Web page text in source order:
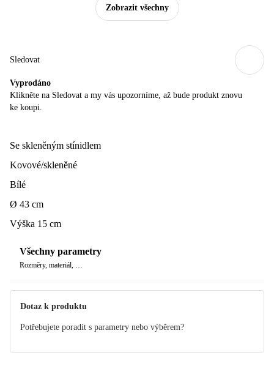
Zobrazit všechny
Sledovat
Vyprodáno
Klikněte na Sledovat a my vás upozorníme, až bude produkt znovu
ke koupi.
Se skleněným stínidlem
Kovové/skleněné
Bílé
Ø 43 cm
Výška 15 cm
Všechny parametry
Rozměry, materiál, …
Dotaz k produktu
Potřebujete poradit s parametry nebo výběrem?